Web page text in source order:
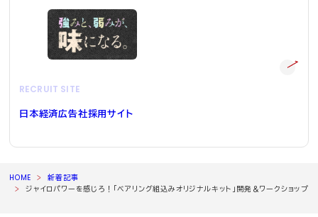
RECRUIT SITE
日本経済広告社採用サイト
HOME
新着記事
ジャイロパワーを感じろ！「ベアリング組込みオリジナルキット」開発＆ワークショップ